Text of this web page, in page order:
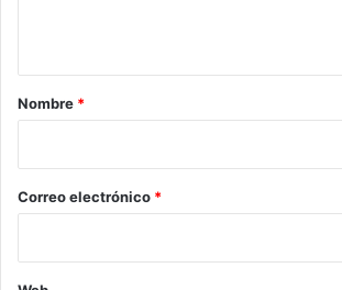
r
*
Nombre *
Correo electrónico *